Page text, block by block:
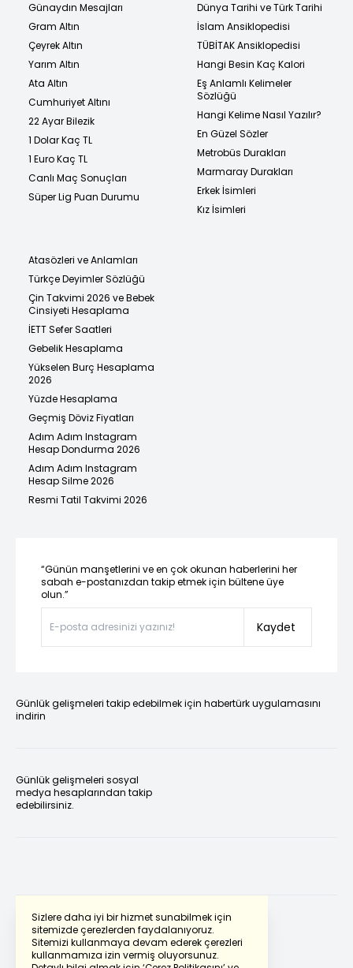
Sizlere daha iyi bir hizmet sunabilmek için
sitemizde çerezlerden faydalanıyoruz.
Sitemizi kullanmaya devam ederek çerezleri
kullanmamıza izin vermiş oluyorsunuz.
Günaydın Mesajları
Gram Altın
Çeyrek Altın
Yarım Altın
Ata Altın
Cumhuriyet Altını
22 Ayar Bilezik
1 Dolar Kaç TL
1 Euro Kaç TL
Canlı Maç Sonuçları
Süper Lig Puan Durumu
Dünya Tarihi ve Türk Tarihi
İslam Ansiklopedisi
TÜBİTAK Ansiklopedisi
Hangi Besin Kaç Kalori
Eş Anlamlı Kelimeler
Sözlüğü
Hangi Kelime Nasıl Yazılır?
En Güzel Sözler
Metrobüs Durakları
Marmaray Durakları
Erkek İsimleri
Kız İsimleri
Atasözleri ve Anlamları
Türkçe Deyimler Sözlüğü
Çin Takvimi 2026 ve Bebek
Cinsiyeti Hesaplama
İETT Sefer Saatleri
Gebelik Hesaplama
Yükselen Burç Hesaplama
2026
Yüzde Hesaplama
Geçmiş Döviz Fiyatları
Adım Adım Instagram
Hesap Dondurma 2026
Adım Adım Instagram
Hesap Silme 2026
Resmi Tatil Takvimi 2026
“Günün manşetlerini ve en çok okunan haberlerini her
sabah e-postanızdan takip etmek için bültene üye
olun.”
Kaydet
Günlük gelişmeleri takip edebilmek için habertürk uygulamasını
indirin
Günlük gelişmeleri sosyal
medya hesaplarından takip
edebilirsiniz.
Powered by Translate